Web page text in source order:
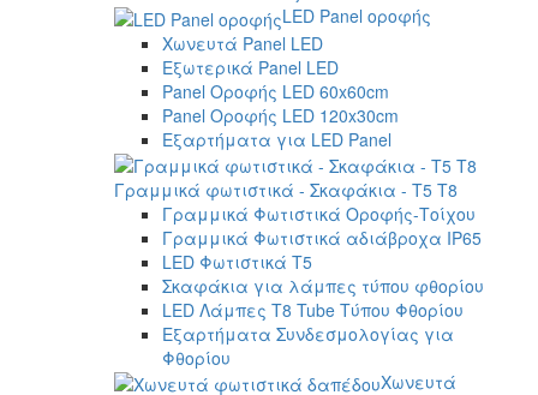
LED Panel οροφής
Χωνευτά Panel LED
Εξωτερικά Panel LED
Panel Οροφής LED 60x60cm
Panel Οροφής LED 120x30cm
Εξαρτήματα για LED Panel
Γραμμικά φωτιστικά - Σκαφάκια - Τ5 T8
Γραμμικά Φωτιστικά Οροφής-Τοίχου
Γραμμικά Φωτιστικά αδιάβροχα IP65
LED Φωτιστικά T5
Σκαφάκια για λάμπες τύπου φθορίου
LED Λάμπες T8 Tube Τύπου Φθορίου
Εξαρτήματα Συνδεσμολογίας για
Φθορίου
Χωνευτά